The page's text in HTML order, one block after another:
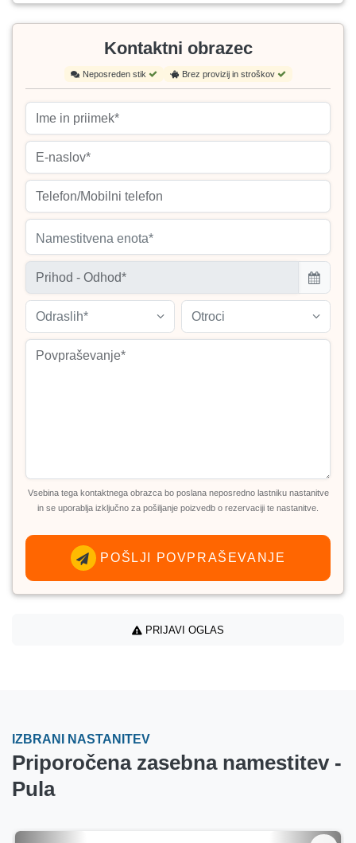
Kontaktni obrazec
Neposreden stik Brez provizij in stroškov
Namestitvena enota*
Odraslih* Otroci
Vsebina tega kontaktnega obrazca bo poslana neposredno lastniku nastanitve
in se uporablja izključno za pošiljanje poizvedb o rezervaciji te nastanitve.
POŠLJI POVPRAŠEVANJE
PRIJAVI OGLAS
IZBRANI NASTANITEV
Priporočena zasebna namestitev -
Pula